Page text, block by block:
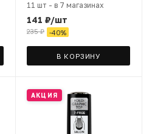
11 шт - в 7 магазинах
141 ₽/шт
235₽ -40%
В КОРЗИНУ
АКЦИЯ